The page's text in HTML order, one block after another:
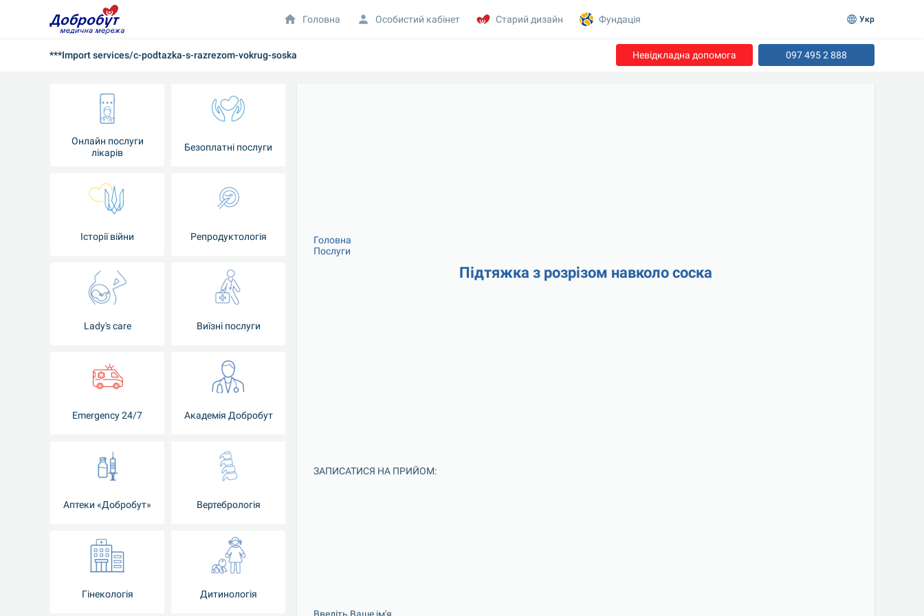
***Import services/c-podtazka-s-razrezom-vokrug-soska Невідкладна допомога 097 495 2 888
Онлайн послуги
лікарів
Безоплатні послуги
Історії війни Репродуктологія
Lady's care Виїзні послуги
Emergency 24/7 Академія Добробут
Аптеки «Добробут» Вертебрологія
Гінекологія Дитинологія
Головна
Послуги
Підтяжка з розрізом навколо соска
ЗАПИСАТИСЯ НА ПРИЙОМ:
Головна Особистий кабінет Старий дизайн Фундація Укр